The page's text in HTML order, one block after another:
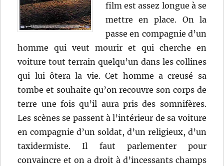
film est assez longue à se
mettre en place. On la
passe en compagnie d’un
homme qui veut mourir et qui cherche en
voiture tout terrain quelqu’un dans les collines
qui lui ôtera la vie. Cet homme a creusé sa
tombe et souhaite qu’on recouvre son corps de
terre une fois qu’il aura pris des somnifères.
Les scènes se passent à l’intérieur de sa voiture
en compagnie d’un soldat, d’un religieux, d’un
taxidermiste. Il faut parlementer pour
convaincre et on a droit à d’incessants champs